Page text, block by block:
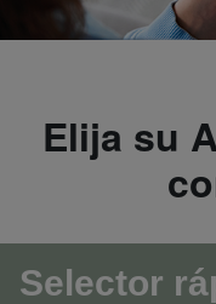
Elija su
Selector